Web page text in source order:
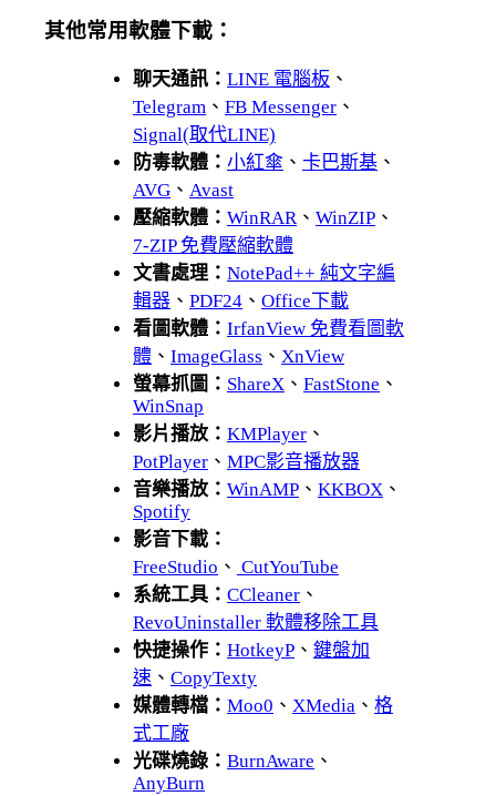
其他常用軟體下載：
聊天通訊： LINE 電腦板 、
Telegram 、 FB Messenger 、
Signal(取代LINE)
防毒軟體： 小紅傘 、 卡巴斯基 、
AVG 、 Avast
壓縮軟體： WinRAR、 WinZIP 、
7-ZIP 免費壓縮軟體
文書處理： NotePad++ 純文字編
輯器 、 PDF24 、 Office下載
看圖軟體： IrfanView 免費看圖軟
體 、 ImageGlass 、 XnView
螢幕抓圖： ShareX 、 FastStone 、
WinSnap
影片播放： KMPlayer 、
PotPlayer 、 MPC影音播放器
音樂播放： WinAMP 、 KKBOX 、
Spotify
影音下載：
FreeStudio 、 CutYouTube
系統工具： CCleaner 、
RevoUninstaller 軟體移除工具
快捷操作： HotkeyP 、 鍵盤加
速 、 CopyTexty
媒體轉檔： Moo0 、 XMedia 、 格
式工廠
光碟燒錄： BurnAware 、
AnyBurn